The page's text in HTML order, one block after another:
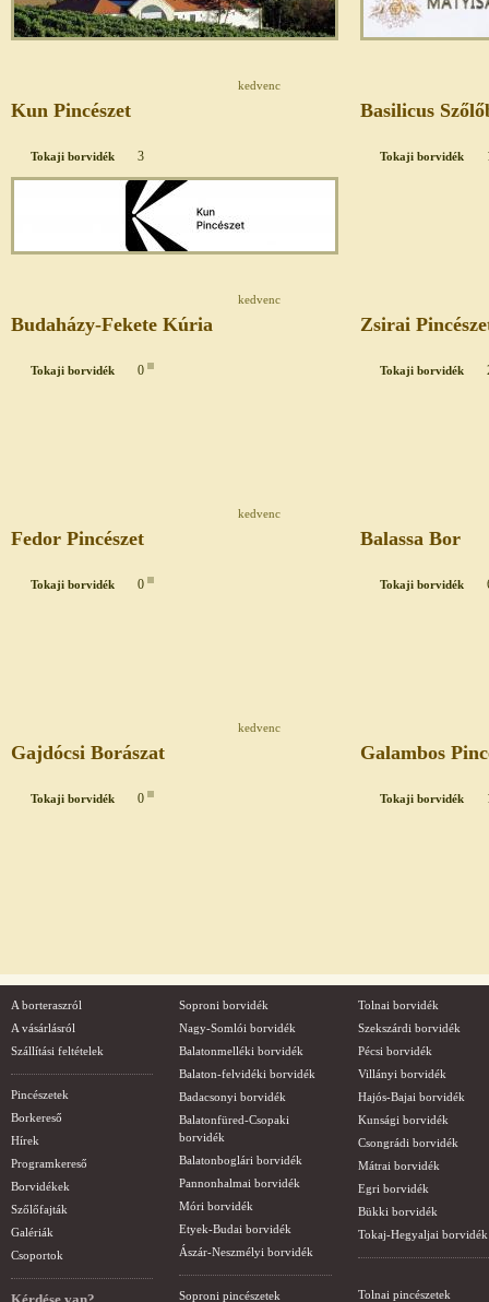
kedvenc
Kun Pincészet
Tokaji borvidék 3
Basilicus
Tokaji borvidék
kedvenc
Budaházy-Fekete Kúria
Tokaji borvidék 0
Zsirai
Tokaji borvidék
kedvenc
Fedor Pincészet
Tokaji borvidék 0
Balassa Bor
Tokaji borvidék
kedvenc
Gajdócsi Borászat
Tokaji borvidék 0
Galambos
Tokaji borvidék
A borteraszról
A vásárlásról
Szállítási feltételek
Pincészetek
Borkereső
Hírek
Programkereső
Borvidékek
Szőlőfajták
Galériák
Csoportok
Soproni borvidék
Nagy-Somlói borvidék
Balatonmelléki borvidék
Balaton-felvidéki borvidék
Badacsonyi borvidék
Balatonfüred-Csopaki
borvidék
Balatonboglári borvidék
Pannonhalmai borvidék
Móri borvidék
Etyek-Budai borvidék
Ászár-Neszmélyi borvidék
Soproni pincészetek
Tolnai borvidék
Szekszárdi borvidék
Pécsi borvidék
Villányi borvidék
Hajós-Bajai borvidék
Kunsági borvidék
Csongrádi borvidék
Mátrai borvidék
Egri borvidék
Bükki borvidék
Tokaj-Hegyaljai borvidék
Tolnai pincészetek